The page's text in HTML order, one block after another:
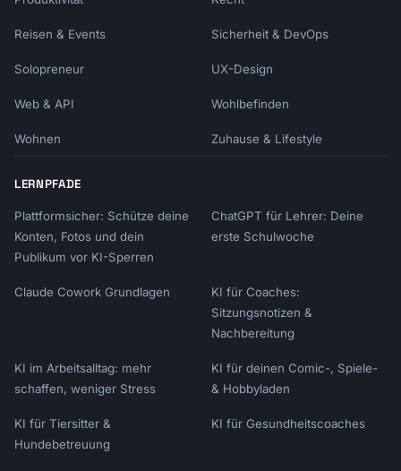
Reisen & Events Sicherheit & DevOps
Solopreneur UX-Design
Web & API Wohlbefinden
Wohnen Zuhause & Lifestyle
LERNPFADE
Plattformsicher: Schütze deine
Konten, Fotos und dein
Publikum vor KI-Sperren
ChatGPT für Lehrer: Deine
erste Schulwoche
Claude Cowork Grundlagen
KI für Coaches:
Sitzungsnotizen &
Nachbereitung
KI im Arbeitsalltag: mehr
schaffen, weniger Stress
KI für deinen Comic-, Spiele-
& Hobbyladen
KI für Tiersitter &
Hundebetreuung
KI für Gesundheitscoaches